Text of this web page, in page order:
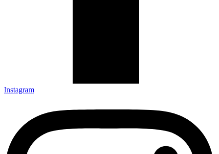
Instagram